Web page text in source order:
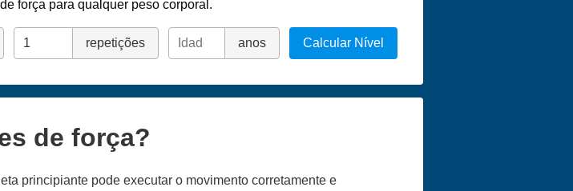
força para qualquer peso corporal.
repetições anos Calcular Nível
de força?
principiante pode executar o movimento corretamente e